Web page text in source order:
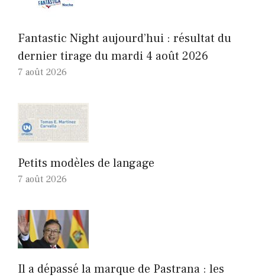
Fantastic Night aujourd’hui : résultat du
dernier tirage du mardi 4 août 2026
7 août 2026
Petits modèles de langage
7 août 2026
Il a dépassé la marque de Pastrana : les